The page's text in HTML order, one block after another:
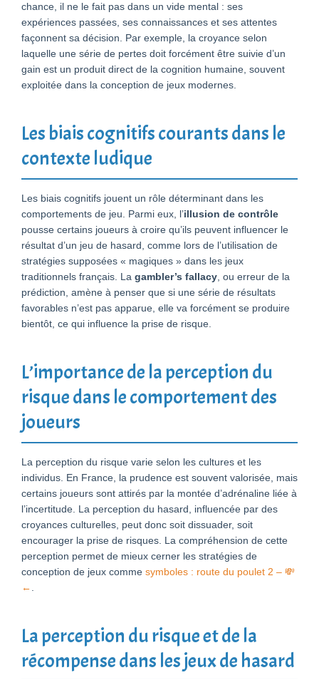
chance, il ne le fait pas dans un vide mental : ses
expériences passées, ses connaissances et ses attentes
façonnent sa décision. Par exemple, la croyance selon
laquelle une série de pertes doit forcément être suivie d’un
gain est un produit direct de la cognition humaine, souvent
exploitée dans la conception de jeux modernes.
Les biais cognitifs courants dans le
contexte ludique
Les biais cognitifs jouent un rôle déterminant dans les
comportements de jeu. Parmi eux, l’illusion de contrôle
pousse certains joueurs à croire qu’ils peuvent influencer le
résultat d’un jeu de hasard, comme lors de l’utilisation de
stratégies supposées « magiques » dans les jeux
traditionnels français. La gambler’s fallacy , ou erreur de la
prédiction, amène à penser que si une série de résultats
favorables n’est pas apparue, elle va forcément se produire
bientôt, ce qui influence la prise de risque.
L’importance de la perception du
risque dans le comportement des
joueurs
La perception du risque varie selon les cultures et les
individus. En France, la prudence est souvent valorisée, mais
certains joueurs sont attirés par la montée d’adrénaline liée à
l’incertitude. La perception du hasard, influencée par des
croyances culturelles, peut donc soit dissuader, soit
encourager la prise de risques. La compréhension de cette
perception permet de mieux cerner les stratégies de
conception de jeux comme symboles : route du poulet 2 – 💸
←
La perception du risque et de la
récompense dans les jeux de hasard